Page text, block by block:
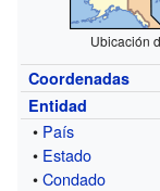
Ubicación
Coordenadas
Entidad
• País
• Estado
•Condado